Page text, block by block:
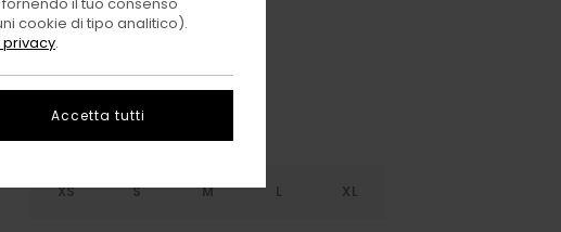
ColoriEclipse Navy
XS S M L XL
cookie di tipo analitico).
privacy.
Accetta tutti